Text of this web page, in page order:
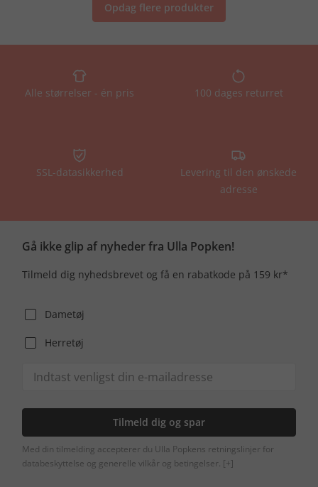
Opdag flere produkter
Alle størrelser - én pris 100 dages returret
SSL-datasikkerhed
Levering til den ønskede
adresse
Gå ikke glip af nyheder fra Ulla Popken!
Tilmeld dig nyhedsbrevet og få en rabatkode på 159 kr*
Dametøj
Herretøj
Tilmeld dig og spar
Med din tilmelding accepterer du Ulla Popkens retningslinjer for
databeskyttelse og generelle vilkår og betingelser. [+]